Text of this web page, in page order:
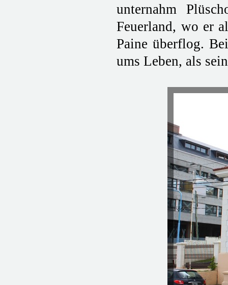
unternahm
Feuerland, wo er
Paine überflog.
ums Leben, als